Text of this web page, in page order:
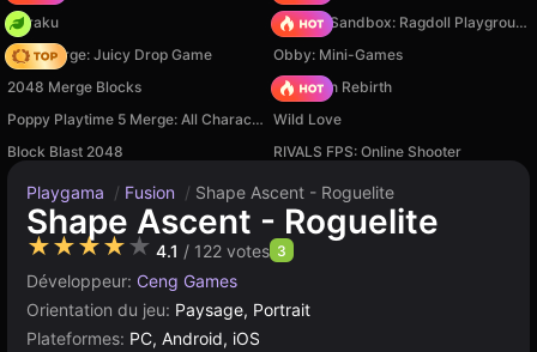
Floraku
Sprunki Sandbox: Ragdoll Playground Mode
Fruit Merge: Juicy Drop Game
Obby: Mini-Games
2048 Merge Blocks
Stickman Rebirth
Poppy Playtime 5 Merge: All Characters Wild Love
Block Blast 2048
RIVALS FPS: Online Shooter
Playgama / Fusion / Shape Ascent - Roguelite
Shape Ascent - Roguelite
★★★★★ 4.1 / 122 votes 3
Développeur: Ceng Games
Orientation du jeu: Paysage, Portrait
Plateformes: PC, Android, iOS